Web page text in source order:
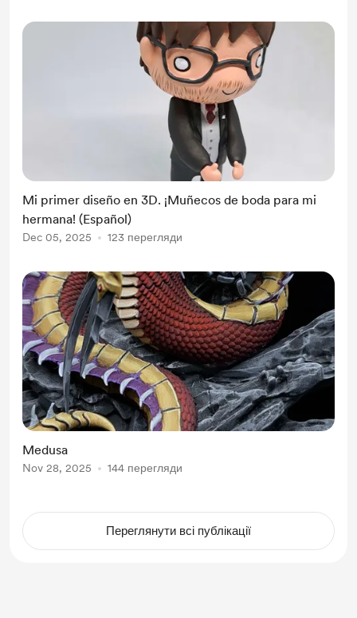
Mi primer diseño en 3D. ¡Muñecos de boda para mi
hermana! (Español)
Dec 05, 2025 123 перегляди
Medusa
Nov 28, 2025 144 перегляди
Переглянути всі публікації